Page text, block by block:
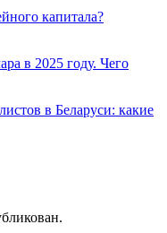
капитала?
в 2025 году. Чего
в Беларуси: какие